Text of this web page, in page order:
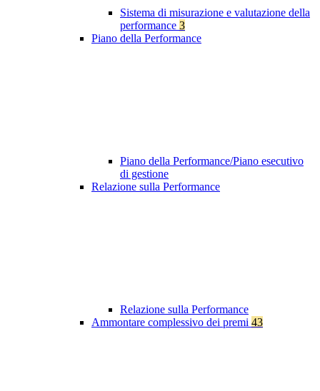
Sistema di misurazione e valutazione della
performance 3
Piano della Performance
Piano della Performance/Piano esecutivo
di gestione
Relazione sulla Performance
Relazione sulla Performance
Ammontare complessivo dei premi 43